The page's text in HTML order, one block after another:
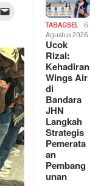
TABAGSEL
6
Agustus 2026
Ucok
Rizal:
Kehadiran
Wings Air
di
Bandara
JHN
Langkah
Strategis
Pemerata
an
Pembang
unan